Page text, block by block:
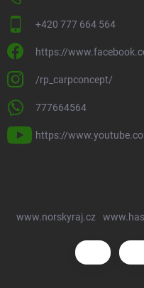
+420 777 664 564
https://
/rp_carpconcept/
777664564
https://
www.norskyraj.cz